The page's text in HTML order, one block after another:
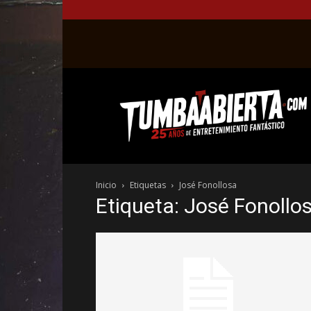
web
del
entretenimiento
el
género
fantástico.
Inicio Etiquetas José Fonollosa
Etiqueta: José